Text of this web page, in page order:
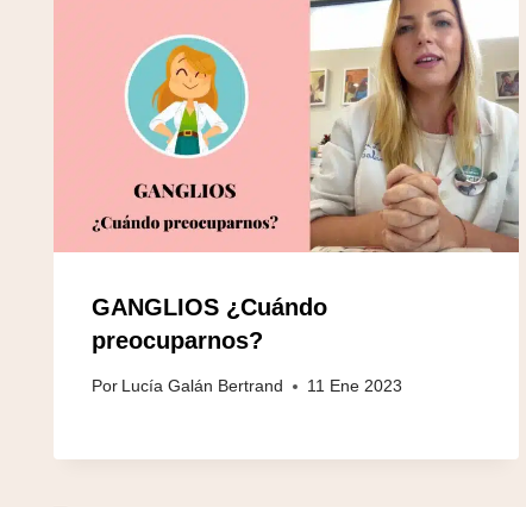
GANGLIOS ¿Cuándo
preocuparnos?
Por Lucía Galán Bertrand 11 Ene 2023